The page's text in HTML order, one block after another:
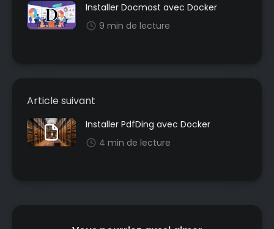
Installer Docmost avec Docker
9 min de lecture
Article suivant
Installer PdfDing avec Docker
4 min de lecture